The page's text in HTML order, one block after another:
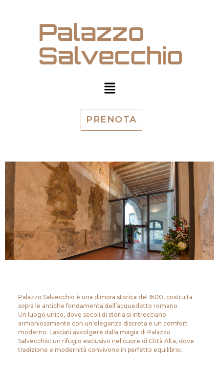
PRENOTA
Palazzo Salvecchio è una dimora storica del 1500, costruita
sopra le antiche fondamenta dell’acquedotto romano.
Un luogo unico, dove secoli di storia si intrecciano
armoniosamente con un’eleganza discreta e un comfort
moderno. Lasciati avvolgere dalla magia di Palazzo
Salvecchio: un rifugio esclusivo nel cuore di Città Alta, dove
tradizione e modernità convivono in perfetto equilibrio.